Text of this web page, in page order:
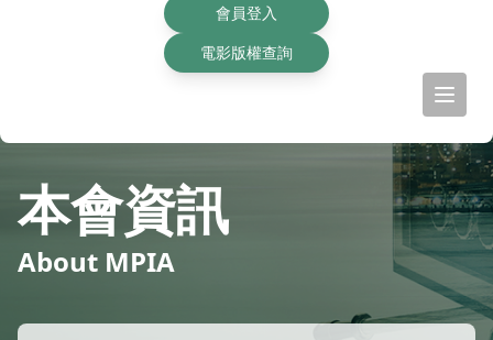
會員登入
電影版權查詢
本會資訊
About MPIA